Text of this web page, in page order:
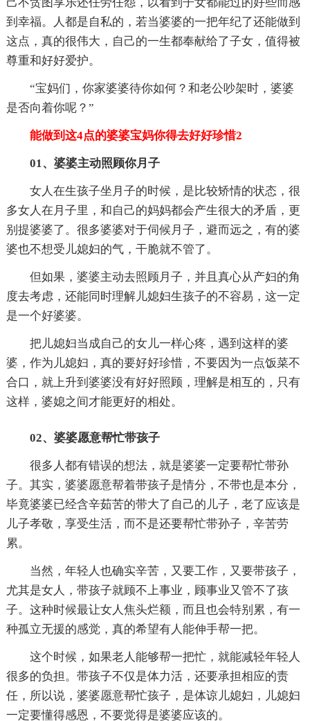
到幸福。人都是自私的，若当婆婆的一把年纪了还能做到
这点，真的很伟大，自己的一生都奉献给了子女，值得被
尊重和好好爱护。
“宝妈们，你家婆婆待你如何？和老公吵架时，婆婆
是否向着你呢？”
能做到这4点的婆婆宝妈你得去好好珍惜2
01、 婆婆主动照顾你月子
女人在生孩子坐月子的时候，是比较矫情的状态，很
多女人在月子里，和自己的妈妈都会产生很大的矛盾，更
别提婆婆了。很多婆婆对于伺候月子，避而远之，有的婆
婆也不想受儿媳妇的气，干脆就不管了。
但如果，婆婆主动去照顾月子，并且真心从产妇的角
度去考虑，还能同时理解儿媳妇生孩子的不容易，这一定
是一个好婆婆。
把儿媳妇当成自己的女儿一样心疼，遇到这样的婆
婆，作为儿媳妇，真的要好好珍惜，不要因为一点饭菜不
合口，就上升到婆婆没有好好照顾，理解是相互的，只有
这样，婆媳之间才能更好的相处。
02、 婆婆愿意帮忙带孩子
很多人都有错误的想法，就是婆婆一定要帮忙带孙
子。其实，婆婆愿意帮着带孩子是情分，不带也是本分，
毕竟婆婆已经含辛茹苦的带大了自己的儿子，老了应该是
儿子孝敬，享受生活，而不是还要帮忙带孙子，辛苦劳
累。
当然，年轻人也确实辛苦，又要工作，又要带孩子，
尤其是女人，带孩子就顾不上事业，顾事业又管不了孩
子。这种时候最让女人焦头烂额，而且也会特别累，有一
种孤立无援的感觉，真的希望有人能伸手帮一把。
这个时候，如果老人能够帮一把忙，就能减轻年轻人
很多的负担。带孩子不仅是体力活，还要承担相应的责
任，所以说，婆婆愿意帮忙孩子，是体谅儿媳妇，儿媳妇
一定要懂得感恩，不要觉得是婆婆应该的。